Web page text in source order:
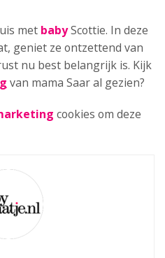
met babyScottie. In deze
geniet ze ontzettend van
nu best belangrijk is. Kijk
van mama Saar al gezien?
cookies om deze